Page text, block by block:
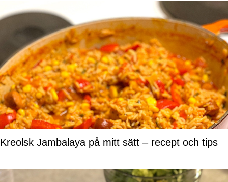
Kreolsk Jambalaya på mitt sätt – recept och tips